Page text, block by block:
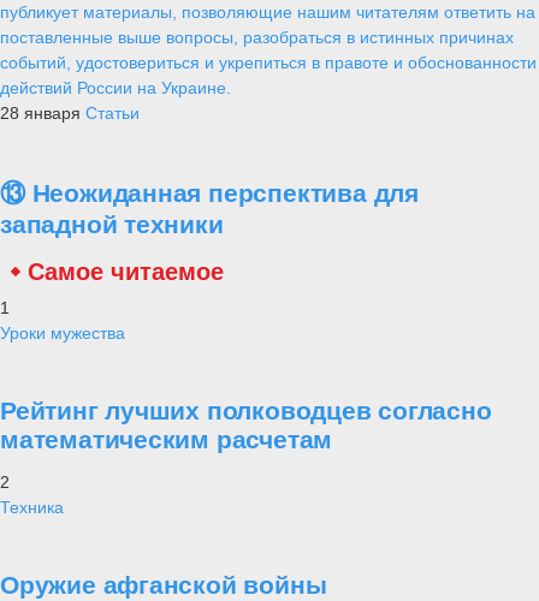
публикует материалы, позволяющие нашим читателям ответить на
поставленные выше вопросы, разобраться в истинных причинах
событий, удостовериться и укрепиться в правоте и обоснованности
действий России на Украине.
28 января Статьи
⑬ Неожиданная перспектива для
западной техники
Самое читаемое
1
Уроки мужества
Рейтинг лучших полководцев согласно
математическим расчетам
2
Техника
Оружие афганской войны